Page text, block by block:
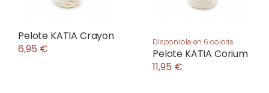
Pelote KATIA Crayon
6,95 €
Disponible en 6 coloris
Pelote KATIA Corium
11,95 €